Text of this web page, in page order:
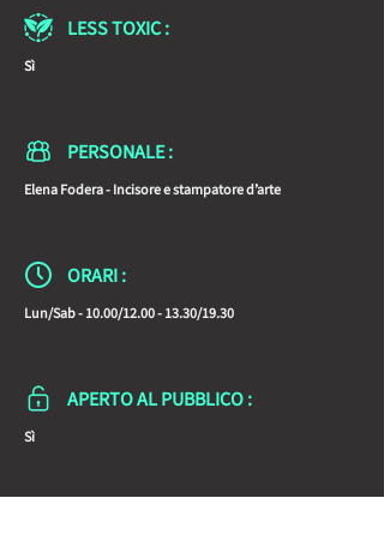
LESS TOXIC :
Sì
PERSONALE :
Elena Fodera - Incisore e stampatore d’arte
ORARI :
Lun/Sab - 10.00/12.00 - 13.30/19.30
APERTO AL PUBBLICO :
Sì